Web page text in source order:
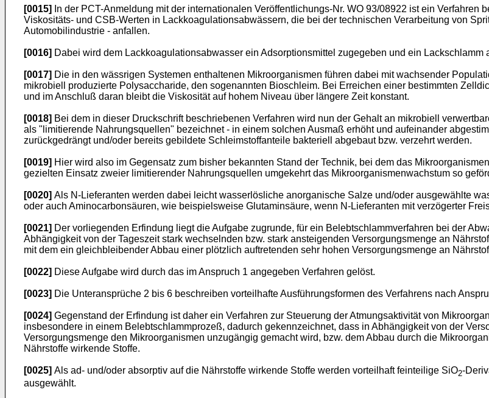
[0015]
In der PCT-Anmeldung mit der internationalen Veröffentlichungs-Nr. WO 93/08922 ist ein
Viskositäts- und CSB-Werten in Lackkoagulationsabwässern, die bei der technischen Verarbeitung von
Automobilindustrie - anfallen.
[0016] Dabei wird dem Lackkoagulationsabwasser ein Adsorptionsmittel zugegeben und ein Lackschlamm
[0017] Die in den wässrigen Systemen enthaltenen Mikroorganismen führen dabei mit wachsender
mikrobiell produzierte Polysaccharide, den sogenannten Bioschleim. Bei Erreichen einer bestimmten
und im Anschluß daran bleibt die Viskosität auf hohem Niveau über längere Zeit konstant.
[0018] Bei dem in dieser Druckschrift beschriebenen Verfahren wird nun der Gehalt an mikrobiell
als "limitierende Nahrungsquellen" bezeichnet - in einem solchen Ausmaß erhöht und aufeinander
zurückgedrängt und/oder bereits gebildete Schleimstoffanteile bakteriell abgebaut bzw. verzehrt werden.
[0019] Hier wird also im Gegensatz zum bisher bekannten Stand der Technik, bei dem das
gezielten Einsatz zweier limitierender Nahrungsquellen umgekehrt das Mikroorganismenwachstum so
[0020] Als N-Lieferanten werden dabei leicht wasserlösliche anorganische Salze und/oder ausgewählte
oder auch Aminocarbonsäuren, wie beispielsweise Glutaminsäure, wenn N-Lieferanten mit verzögerter
[0021] Der vorliegenden Erfindung liegt die Aufgabe zugrunde, für ein Belebtschlammverfahren bei der
Abhängigkeit von der Tageszeit stark wechselnden bzw. stark ansteigenden Versorgungsmenge an
mit dem ein gleichbleibender Abbau einer plötzlich auftretenden sehr hohen Versorgungsmenge an
[0022] Diese Aufgabe wird durch das im Anspruch 1 angegeben Verfahren gelöst.
[0023] Die Unteransprüche 2 bis 6 beschreiben vorteilhafte Ausführungsformen des Verfahrens nach
[0024] Gegenstand der Erfindung ist daher ein Verfahren zur Steuerung der Atmungsaktivität von
insbesondere in einem Belebtschlammprozeß, dadurch gekennzeichnet, dass in Abhängigkeit von der
Versorgungsmenge den Mikroorganismen unzugängig gemacht wird, bzw. dem Abbau durch die
Nährstoffe wirkende Stoffe.
[0025] Als ad- und/oder absorptiv auf die Nährstoffe wirkende Stoffe werden vorteilhaft feinteilige SiO2-
ausgewählt.